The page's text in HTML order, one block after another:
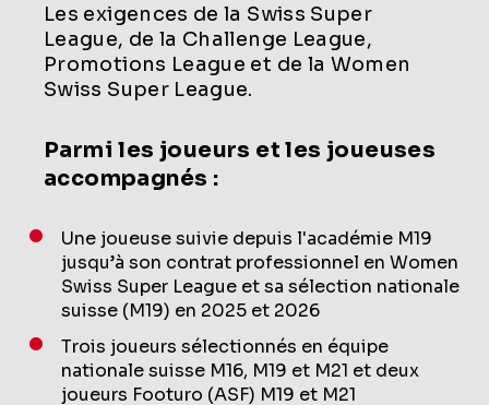
Les exigences de la Swiss Super
League, de la Challenge League,
Promotions League et de la Women
Swiss Super League.
Parmi les joueurs et les joueuses
accompagnés :
Une joueuse suivie depuis l'académie M19
jusqu’à son contrat professionnel en Women
Swiss Super League et sa sélection nationale
suisse (M19) en 2025 et 2026
Trois joueurs sélectionnés en équipe
nationale suisse M16, M19 et M21 et deux
joueurs Footuro (ASF) M19 et M21